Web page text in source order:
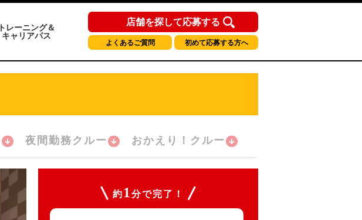
トレーニング＆
キャリアパス
店舗を探して応募する
よくあるご質問 初めて応募する方へ
夜間勤務クルー おかえり！クルー
約 1 分で完了！